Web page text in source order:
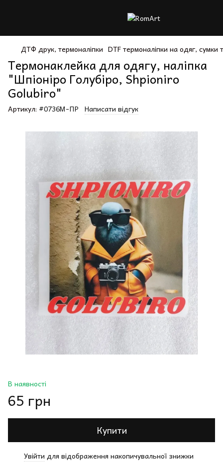
ДТФ друк, термоналіпки DTF термоналіпки на одяг, сумки
Термонаклейка для одягу, наліпка
"Шпіоніро Голубіро, Shpioniro
Golubiro"
Артикул: #0736М-ПР Написати відгук
В наявності
65 грн
Купити
Увійти для відображення накопичувальної знижки